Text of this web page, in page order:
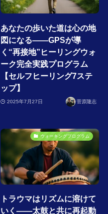
あなたの歩いた道は心の地
図になる――GPSが導
く“再接地”ヒーリングウォ
ーク完全実践プログラム
【セルフヒーリング7ステ
ップ】
2025年7月27日 菅原隆志
ウォーキングプログラム
トラウマはリズムに溶けて
いく――太鼓と共に再起動